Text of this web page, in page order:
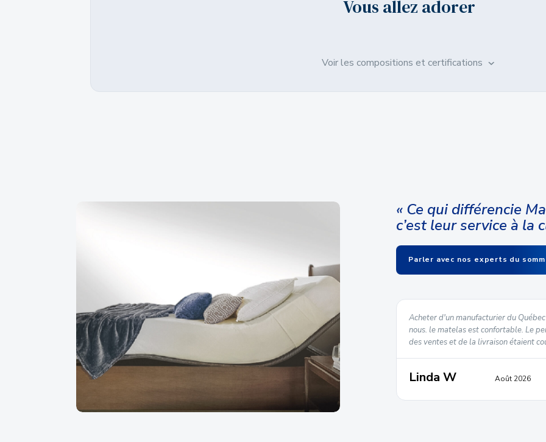
Vous allez adorer
Voir les compositions et certifications
« Ce qui différencie
c’est leur service à la
Parler avec nos experts du
et patients, accueillis
pour que l’on puisse faire le bon
et oreiller, je les recommande
Une excellente expérience d’achat du début à la fin. Nous
avons été très bien conseillés en magasin et une livraison
Acheter d'un manufacturier du
nous. le matelas est confortable. Le
des ventes et de la livraison étaient
Linda W Août 2026